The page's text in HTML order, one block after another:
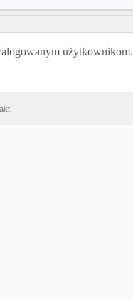
użytkownikom.